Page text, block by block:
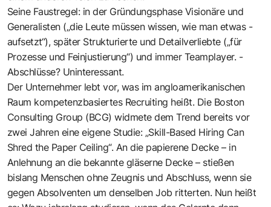
Seine Faustregel: in der Gründungsphase Visionäre und
Generalisten („die Leute müssen wissen, wie man etwas ­
aufsetzt“), später Strukturierte und Detailverliebte („für
Prozesse und Fein­justierung“) und immer Teamplayer. ­
Abschlüsse? Uninteressant.
Der Unternehmer lebt vor, was im ­angloamerikanischen
Raum kompetenzbasiertes Recruiting heißt. Die Boston
Consulting Group (BCG) widmete dem Trend bereits vor
zwei Jahren eine eigene Studie: „Skill-Based Hiring Can
Shred the Paper Ceiling“. An die papierene Decke – in
Anlehnung an die bekannte gläserne Decke – stießen
bislang Menschen ohne Zeugnis und Abschluss, wenn sie
gegen Absolventen um denselben Job ritterten. Nun heißt